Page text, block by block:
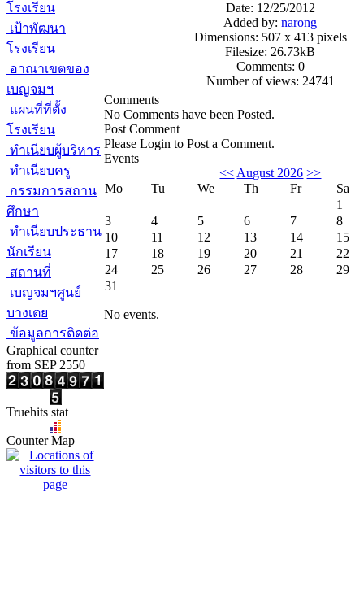
โรงเรียน
เป้าพัฒนา
โรงเรียน
อาณาเขตของ
เบญจมฯ
แผนที่ที่ตั้ง
โรงเรียน
ทำเนียบผู้บริหาร
ทำเนียบครู
กรรมการสถาน
ศึกษา
ทำเนียบประธาน
นักเรียน
สถานที่
เบญจมฯศูนย์
บางเตย
ข้อมูลการติดต่อ
Graphical counter
from SEP 2550
Truehits stat
Counter Map
Date: 12/25/2012
Added by:narong
Dimensions: 507 x 413 pixels
Filesize: 26.73kB
Comments: 0
Number of views: 24741
Comments
No Comments have been Posted.
Post Comment
Please Login to Post a Comment.
Events
<< August 2026 >>
Mo
Tu We Th Fr
Sa
1
3
4 5 6 7
8
10
11 12 13 14
15
17
18 19 20 21
22
24
25 26 27 28
29
31
No events.